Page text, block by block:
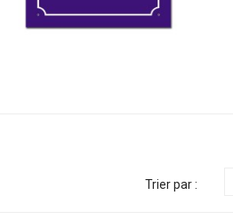
Trier par :